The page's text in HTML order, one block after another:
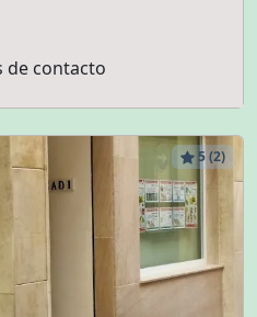
de contacto
5 (2)